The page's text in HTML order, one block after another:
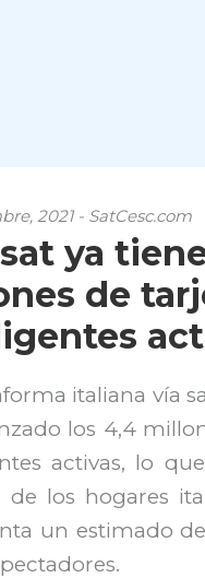
2021 - SatCesc.com
ya
de
italiana vía
los 4,4
activas, lo
de los hogares
un estimado